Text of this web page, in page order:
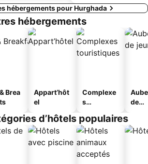
hébergements pour Hurghada
hébergements
Brea
Appart’hôt
el
Complexe
s
s
de
d’hôtels populaires